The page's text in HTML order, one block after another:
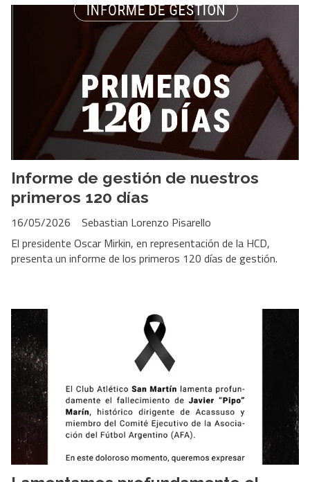
Informe de gestión de nuestros
primeros 120 días
Sebastian Lorenzo Pisarello
16/05/2026
El presidente Oscar Mirkin, en representación de la HCD,
presenta un informe de los primeros 120 días de gestión.